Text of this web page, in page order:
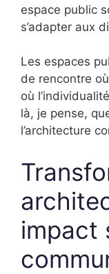
espace public
s’adapter aux
Les espaces
de rencontre
où
là, je pense,
l’architecture
impact